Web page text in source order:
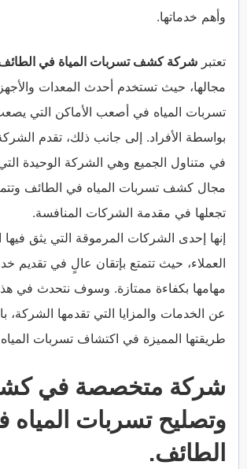
وأهم خدماتها.
تعتبر شركة كشف تسربات المياة في
مجالها، حيث تستخدم أحدث المعدات
تسربات المياه في أصعب الأماكن التي
بواسطة الأفراد. إلى جانب ذلك، تقدم
في متناول الجميع وهي الشركة الوحيدة
مجال كشف تسربات المياه في الطائف
تجعلها في مقدمة الشركات المنافسة.
إنها إحدى الشركات المرموقة التي يثق
العملاء، حيث تتمتع بإتقان عالٍ في تقديم
مهامها بكفاءة ممتازة. وسوف نتحدث في
عن الخدمات والمزايا التي تقدمها الشركة،
طريقتها المميزة في اكتشاف تسربات المياه
شركة متخصصة في
وتصليح تسربات المياه
الطائف.